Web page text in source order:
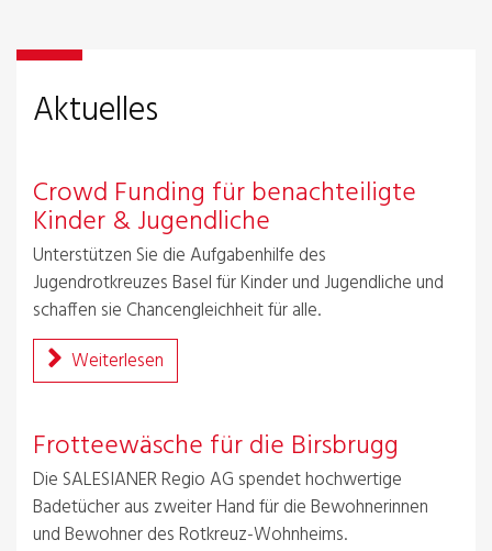
Aktuelles
Crowd Funding für benachteiligte
Kinder & Jugendliche
Unterstützen Sie die Aufgabenhilfe des
Jugendrotkreuzes Basel für Kinder und Jugendliche und
schaffen sie Chancengleichheit für alle.
Weiterlesen
Frotteewäsche für die Birsbrugg
Die SALESIANER Regio AG spendet hochwertige
Badetücher aus zweiter Hand für die Bewohnerinnen
und Bewohner des Rotkreuz-Wohnheims.